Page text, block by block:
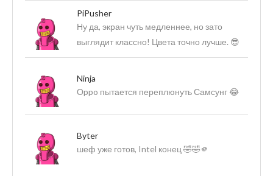
PiPusher
Ну да, экран чуть медленнее, но зато
выглядит классно! Цвета точно лучше. 😎
Ninja
Оppo пытается переплюнуть Самсунг 😂
Byter
шеф уже готов, Intel конец 🤣🤣🫵